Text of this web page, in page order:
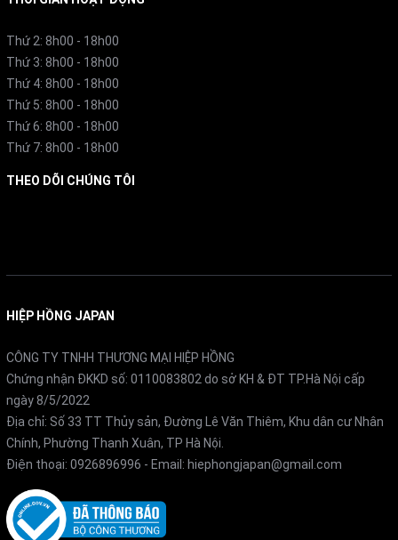
Thứ 2: 8h00 - 18h00
Thứ 3: 8h00 - 18h00
Thứ 4: 8h00 - 18h00
Thứ 5: 8h00 - 18h00
Thứ 6: 8h00 - 18h00
Thứ 7: 8h00 - 18h00
THEO DÕI CHÚNG TÔI
HIỆP HỒNG JAPAN
CÔNG TY TNHH THƯƠNG MẠI HIỆP HỒNG
Chứng nhận ĐKKD số: 0110083802 do sở KH & ĐT TP.Hà Nội cấp
ngày 8/5/2022
Địa chỉ: Số 33 TT Thủy sản, Đường Lê Văn Thiêm, Khu dân cư Nhân
Chính, Phường Thanh Xuân, TP Hà Nội.
Điện thoại: 0926896996 - Email: hiephongjapan@gmail.com